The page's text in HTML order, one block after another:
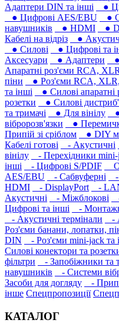
Адаптери DIN та інші
●
● Цифрові AES/EBU
●
навушників‎
● HDMI ●
Кабелі на відріз
●
● Силові
● Цифрові та
Аксесуари
● Адаптери ●
Апаратні роз'єми RCA,
піни
● Роз'єми RCA,
та інші
● Силові апаратні
розетки
● Силові
та тримачі
● Для вінілу
вібророзв'язки
●
Припій зі сріблом
● DIY
Кабелі готові
- Акустичні
вінілу
- Перехідники
інші
- Цифрові S/PDIF
AES/EBU
- Сабвуферні -
HDMI
- DisplayPort -
Акустичні
- Міжблокові
Цифрові та інші
-
- Акустичні термінали
-
Роз'єми банани, лопатки,
DIN
- Роз'єми mini-jack та
Силові конектори та
фільтри
- Запобіжники та
навушників‎
- Системи
Засоби для догляду
-
інше Спецпропозиції
КАТАЛОГ